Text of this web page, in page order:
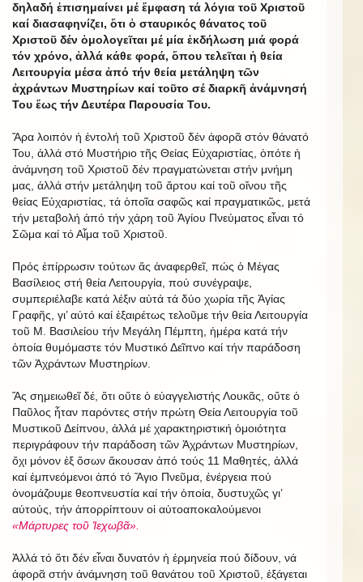
δηλαδή ἐπισημαίνει μέ ἔμφαση τά λόγια τοῦ Χριστοῦ
καί διασαφηνίζει, ὅτι ὁ σταυρικός θάνατος τοῦ
Χριστοῦ δέν ὁμολογεῖται μέ μία ἐκδήλωση μιά φορά
τόν χρόνο, ἀλλά κάθε φορά, ὅπου τελεῖται ἡ θεία
Λειτουργία μέσα ἀπό τήν θεία μετάληψη τῶν
ἀχράντων Μυστηρίων καί τοῦτο σέ διαρκῆ ἀνάμνησή
Του ἕως τήν Δευτέρα Παρουσία Του.
Ἄρα λοιπόν ἡ ἐντολή τοῦ Χριστοῦ δέν ἀφορᾶ στόν θάνατό
Του, ἀλλά στό Μυστήριο τῆς Θείας Εὐχαριστίας, ὁπότε ἡ
ἀνάμνηση τοῦ Χριστοῦ δέν πραγματώνεται στήν μνήμη
μας, ἀλλά στήν μετάληψη τοῦ ἄρτου καί τοῦ οἴνου τῆς
θείας Εὐχαριστίας, τά ὁποῖα σαφῶς καί πραγματικῶς, μετά
τήν μεταβολή ἀπό τήν χάρη τοῦ Ἁγίου Πνεύματος εἶναι τό
Σῶμα καί τό Αἷμα τοῦ Χριστοῦ.
Πρός ἐπίρρωσιν τούτων ἄς ἀναφερθεῖ, πώς ὁ Μέγας
Βασίλειος στή θεία Λειτουργία, πού συνέγραψε,
συμπεριέλαβε κατά λέξιν αὐτά τά δύο χωρία τῆς Ἁγίας
Γραφῆς, γι’ αὐτό καί ἐξαιρέτως τελοῦμε τήν θεία Λειτουργία
τοῦ Μ. Βασιλείου τήν Μεγάλη Πέμπτη, ἡμέρα κατά τήν
ὁποία θυμόμαστε τόν Μυστικό Δεῖπνο καί τήν παράδοση
τῶν Ἀχράντων Μυστηρίων.
Ἄς σημειωθεῖ δέ, ὅτι οὔτε ὁ εὐαγγελιστής Λουκᾶς, οὔτε ὁ
Παῦλος ἦταν παρόντες στήν πρώτη Θεία Λειτουργία τοῦ
Μυστικοῦ Δείπνου, ἀλλά μέ χαρακτηριστική ὁμοιότητα
περιγράφουν τήν παράδοση τῶν Ἀχράντων Μυστηρίων,
ὄχι μόνον ἐξ ὅσων ἄκουσαν ἀπό τούς 11 Μαθητές, ἀλλά
καί ἐμπνεόμενοι ἀπό τό Ἅγιο Πνεῦμα, ἐνέργεια πού
ὀνομάζουμε θεοπνευστία καί τήν ὁποία, δυστυχῶς γι’
αὐτούς, τήν ἀπορρίπτουν οἱ αὐτοαποκαλούμενοι
«Μάρτυρες τοῦ Ἰεχωβᾶ».
Ἀλλά τό ὅτι δέν εἶναι δυνατόν ἡ ἑρμηνεία πού δίδουν, νά
ἀφορᾶ στήν ἀνάμνηση τοῦ θανάτου τοῦ Χριστοῦ, ἐξάγεται